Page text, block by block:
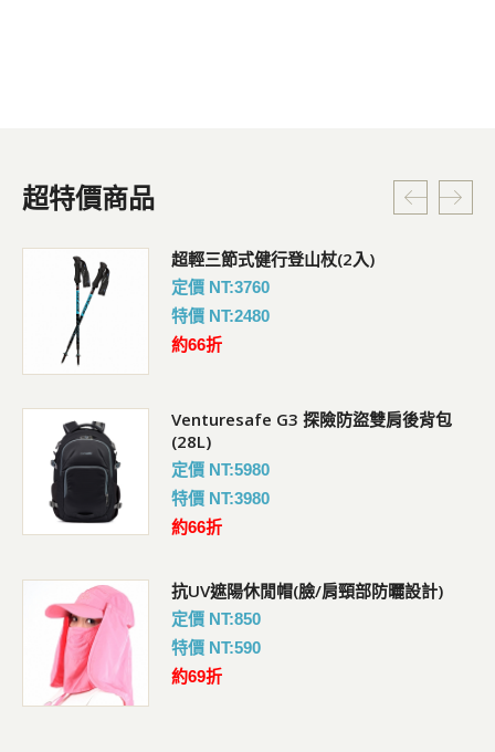
超特價商品
超輕三節式健行登山杖(2入)
定價 NT:3760
特價 NT:2480
約66折
Venturesafe G3 探險防盜雙肩後背包
(28L)
定價 NT:5980
特價 NT:3980
約66折
抗UV遮陽休閒帽(臉/肩頸部防曬設計)
定價 NT:850
特價 NT:590
約69折